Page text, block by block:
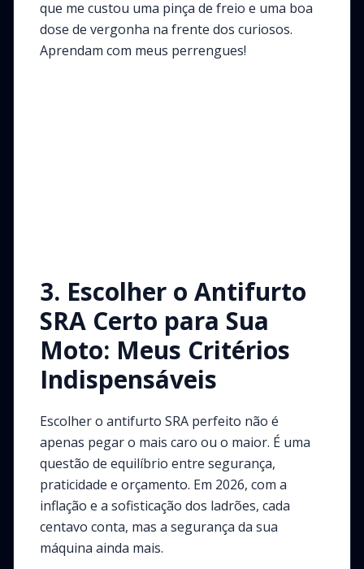
que me custou uma pinça de freio e uma boa
dose de vergonha na frente dos curiosos.
Aprendam com meus perrengues!
3. Escolher o Antifurto
SRA Certo para Sua
Moto: Meus Critérios
Indispensáveis
Escolher o antifurto SRA perfeito não é
apenas pegar o mais caro ou o maior. É uma
questão de equilíbrio entre segurança,
praticidade e orçamento. Em 2026, com a
inflação e a sofisticação dos ladrões, cada
centavo conta, mas a segurança da sua
máquina ainda mais.